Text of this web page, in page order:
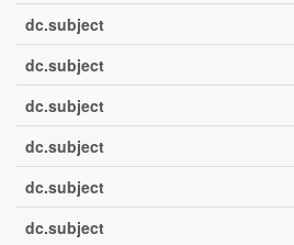
dc.subject
dc.subject
dc.subject
dc.subject
dc.subject
dc.subject